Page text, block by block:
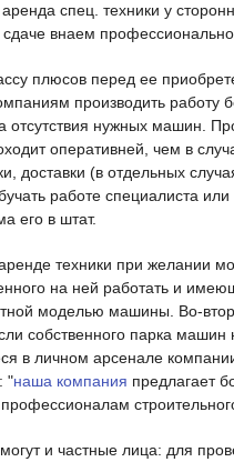
спец. техники у
внаем
плюсов перед ее
производить работу
отсутствия нужных машин.
оперативней, чем в
доставки (в отдельных
работе специалиста
его в штат.
техники при желании
на ней работать и
моделью машины. Во-
собственного парка машин
в личном арсенале
"наша компания предлагает
и частные лица: для